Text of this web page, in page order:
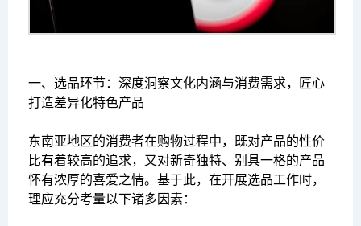
一、选品环节：深度洞察文化内涵与消费需求，匠心
打造差异化特色产品
东南亚地区的消费者在购物过程中，既对产品的性价
比有着较高的追求，又对新奇独特、别具一格的产品
怀有浓厚的喜爱之情。基于此，在开展选品工作时，
理应充分考量以下诸多因素：